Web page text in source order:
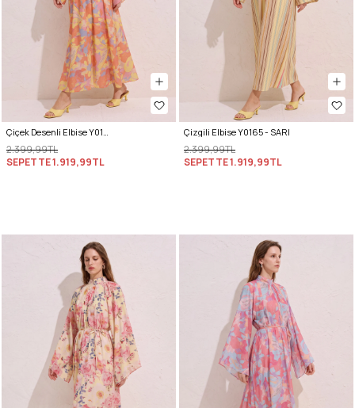
Çiçek Desenli Elbise Y0165 - TURUNCU
2.399,99TL
SEPETTE1.919,99TL
Çizgili Elbise Y0165 - SARI
2.399,99TL
SEPETTE1.919,99TL